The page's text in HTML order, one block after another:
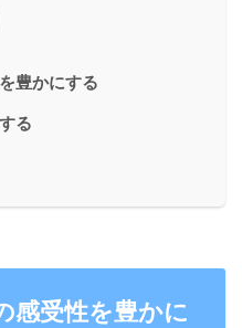
豊かにする
る
感受性を豊かに